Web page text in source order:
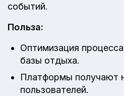
событий.
Польза:
Оптимизация
базы отдыха.
Платформы получают
пользователей.